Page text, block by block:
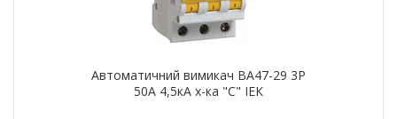
Автоматичний вимикач ВА47-29 3Р
50А 4,5кА х-ка "С" ІЕК